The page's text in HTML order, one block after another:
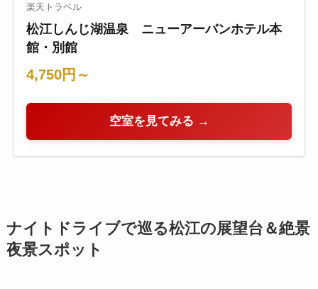
楽天トラベル
松江しんじ湖温泉 ニューアーバンホテル本
館・別館
4,750円～
空室を見てみる →
ナイトドライブで巡る松江の展望台＆絶景
夜景スポット